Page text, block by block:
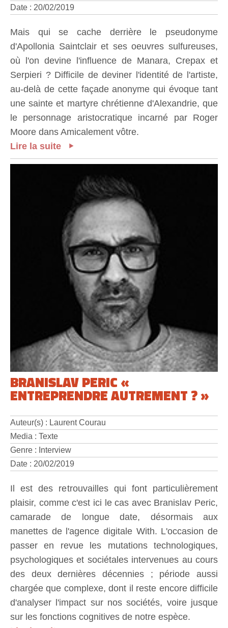
Date : 20/02/2019
Mais qui se cache derrière le pseudonyme
d'Apollonia Saintclair et ses oeuvres sulfureuses,
où l'on devine l'influence de Manara, Crepax et
Serpieri ? Difficile de deviner l'identité de l'artiste,
au-delà de cette façade anonyme qui évoque tant
une sainte et martyre chrétienne d'Alexandrie, que
le personnage aristocratique incarné par Roger
Moore dans Amicalement vôtre.
Lire la suite
BRANISLAV PERIC «
ENTREPRENDRE AUTREMENT ? »
Auteur(s) : Laurent Courau
Media : Texte
Genre : Interview
Date : 20/02/2019
Il est des retrouvailles qui font particulièrement
plaisir, comme c'est ici le cas avec Branislav Peric,
camarade de longue date, désormais aux
manettes de l'agence digitale With. L'occasion de
passer en revue les mutations technologiques,
psychologiques et sociétales intervenues au cours
des deux dernières décennies ; période aussi
chargée que complexe, dont il reste encore difficile
d'analyser l'impact sur nos sociétés, voire jusque
sur les fonctions cognitives de notre espèce.